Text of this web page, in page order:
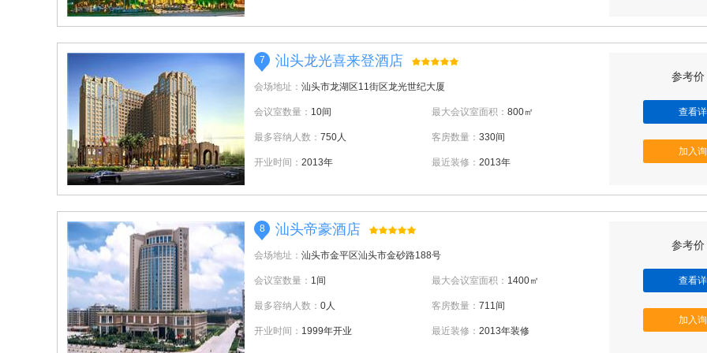
7 汕头龙光喜来登酒店
会场地址： 汕头市龙湖区11街区龙光世纪大厦
会议室数量： 10间 最大会议室面积： 800㎡
最多容纳人数： 750人 客房数量： 330间
开业时间： 2013年 最近装修： 2013年
参考价
查看
加入
8 汕头帝豪酒店
会场地址： 汕头市金平区汕头市金砂路188号
会议室数量： 1间 最大会议室面积： 1400㎡
最多容纳人数： 0人 客房数量： 711间
开业时间： 1999年开业 最近装修： 2013年装修
参考价
查看
加入